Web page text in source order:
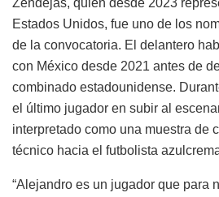
Estados Unidos, fue uno de los
de la convocatoria. El delantero
con México desde 2021 antes de
combinado estadounidense.
el último jugador en subir al
interpretado como una muestra de
técnico hacia el futbolista
“Alejandro es un jugador que para